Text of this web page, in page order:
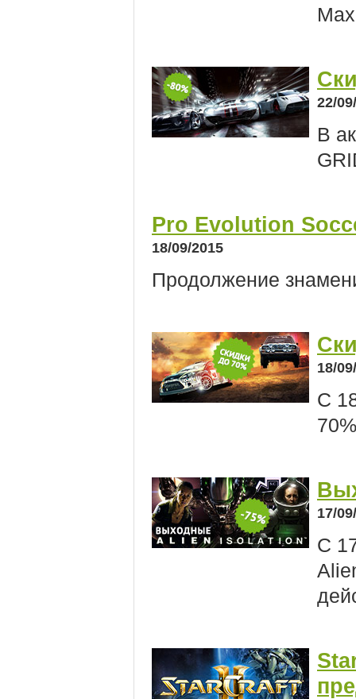
22/
В
Pro Evolution
18/09/2015
Продолжение
18/
С
17/
С